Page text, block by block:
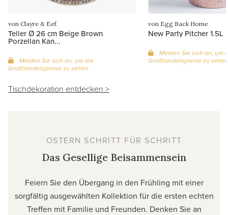
von Clayre & Eef.
Teller Ø 26 cm Beige Brown
Porzellan Kan...
Melden Sie sich an, um die
Großhandelspreise zu sehen
von Egg Back Home
New Party Pitcher 1.5L
Melden Sie sich an, um
Großhandelspreise zu sehen
Tischdekoration entdecken >
OSTERN SCHRITT FÜR SCHRITT
Das Gesellige Beisammensein
Feiern Sie den Übergang in den Frühling mit einer
sorgfältig ausgewählten Kollektion für die ersten echten
Treffen mit Familie und Freunden. Denken Sie an